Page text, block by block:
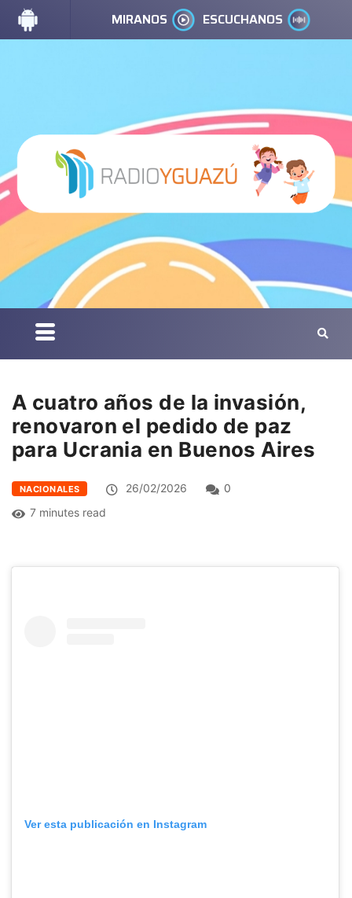
MIRANOS ESCUCHANOS
A cuatro años de la invasión,
renovaron el pedido de paz
para Ucrania en Buenos Aires
NACIONALES 26/02/2026
0
7 minutes read
Ver esta publicación en Instagram